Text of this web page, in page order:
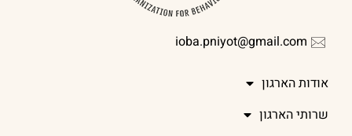
ioba.pniyot@gmail.com
אודות הארגון
שרותי הארגון